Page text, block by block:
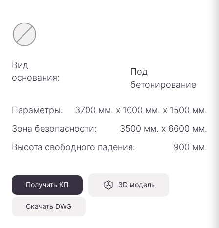
Вид
основания:
Под
бетонирование
Параметры: 3700 мм. х 1000 мм. х 1500 мм.
Зона безопасности:
3500 мм. х 6600 мм.
Высота свободного падения:
900 мм.
Получить КП 3D модель
Скачать DWG